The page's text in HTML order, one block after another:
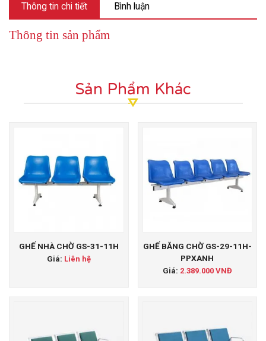
Thông tin chi tiết Bình luận
Thông tin sản phẩm
Sản Phẩm Khác
GHẾ NHÀ CHỜ GS-31-11H
Giá: Liên hệ
GHẾ BĂNG CHỜ GS-29-11H-
PPXANH
Giá: 2.389.000 VNĐ